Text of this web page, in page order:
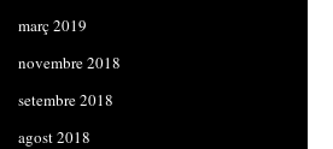
març 2019
novembre 2018
setembre 2018
agost 2018